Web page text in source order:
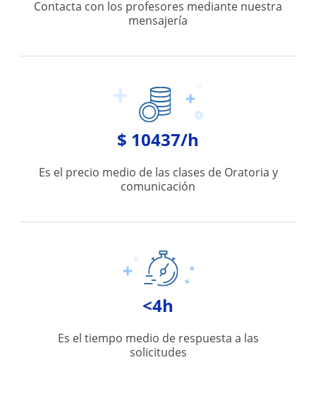
Contacta con los profesores mediante nuestra
mensajería
$ 10437/h
Es el precio medio de las clases de Oratoria y
comunicación
<4h
Es el tiempo medio de respuesta a las
solicitudes